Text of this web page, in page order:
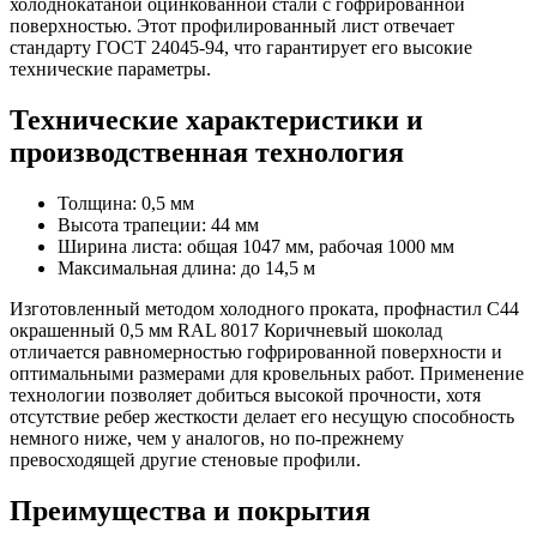
поверхностью. Этот профилированный лист отвечает
стандарту ГОСТ 24045-94, что гарантирует его высокие
технические параметры.
Технические характеристики и
производственная технология
Толщина: 0,5 мм
Высота трапеции: 44 мм
Ширина листа: общая 1047 мм, рабочая 1000 мм
Максимальная длина: до 14,5 м
Изготовленный методом холодного проката, профнастил С44
окрашенный 0,5 мм RAL 8017 Коричневый шоколад
отличается равномерностью гофрированной поверхности и
оптимальными размерами для кровельных работ. Применение
технологии позволяет добиться высокой прочности, хотя
отсутствие ребер жесткости делает его несущую способность
немного ниже, чем у аналогов, но по-прежнему
превосходящей другие стеновые профили.
Преимущества и покрытия